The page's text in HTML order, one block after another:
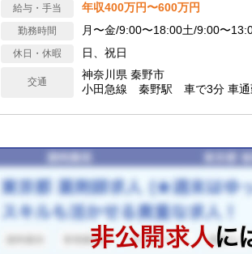
給与・手当 年収400万円〜600万円
勤務時間 月〜金/9:00〜18:00土/9:00〜
休日・休暇 日、祝日
交通
神奈川県 秦野市
小田急線 秦野駅 車で3分 車通